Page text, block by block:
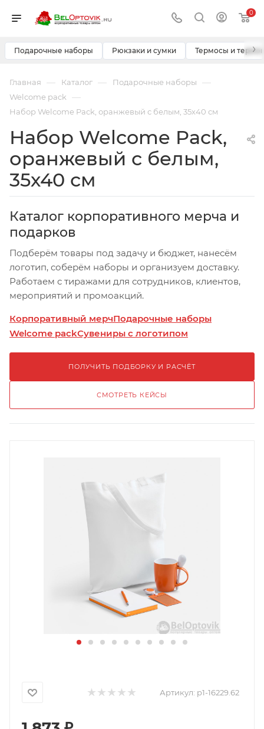
0
Подарочные наборы Рюкзаки и сумки Термосы и ›
Главная — Каталог — Подарочные наборы —
Welcome pack —
Набор Welcome Pack, оранжевый с белым, 35х40 см
Набор Welcome Pack,
оранжевый с белым,
35х40 см
Каталог корпоративного мерча и
подарков
Подберём товары под задачу и бюджет, нанесём
логотип, соберём наборы и организуем доставку.
Работаем с тиражами для сотрудников, клиентов,
мероприятий и промоакций.
Корпоративный мерчПодарочные наборы
Welcome packСувениры с логотипом
ПОЛУЧИТЬ ПОДБОРКУ И РАСЧЁТ
СМОТРЕТЬ КЕЙСЫ
Артикул: p1-16229.62